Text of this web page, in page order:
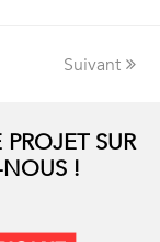
Suivant
SUR
!